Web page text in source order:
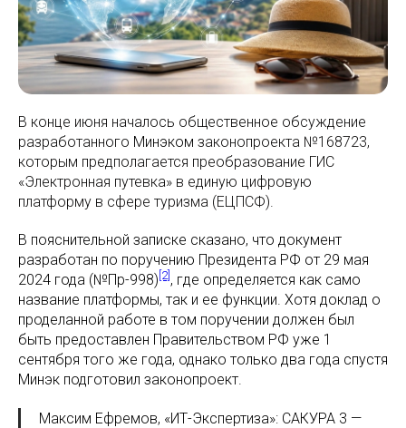
В конце июня началось общественное обсуждение
разработанного Минэком законопроекта №168723,
которым предполагается преобразование ГИС
«Электронная путевка» в единую цифровую
платформу в сфере туризма (ЕЦПСФ).
В пояснительной записке сказано, что документ
разработан по поручению Президента РФ от 29 мая
2024 года (№Пр-998) [2] , где определяется как само
название платформы, так и ее функции. Хотя доклад о
проделанной работе в том поручении должен был
быть предоставлен Правительством РФ уже 1
сентября того же года, однако только два года спустя
Минэк подготовил законопроект.
Максим Ефремов, «ИТ-Экспертиза»: САКУРА 3 —